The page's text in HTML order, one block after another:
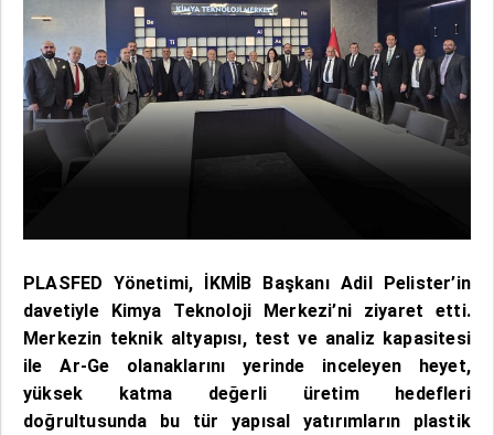
PLASFED Yönetimi, İKMİB Başkanı Adil Pelister’in
davetiyle Kimya Teknoloji Merkezi’ni ziyaret etti.
Merkezin teknik altyapısı, test ve analiz kapasitesi
ile Ar-Ge olanaklarını yerinde inceleyen heyet,
yüksek katma değerli üretim hedefleri
doğrultusunda bu tür yapısal yatırımların plastik